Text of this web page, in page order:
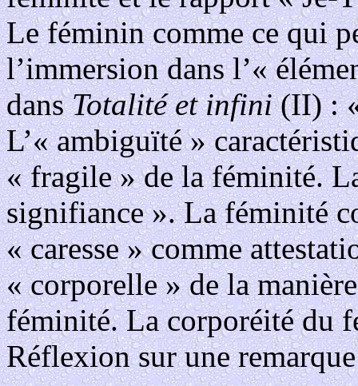
Le féminin comme ce qui
l’immersion dans l’«
dansTotalité et infini(II) : «
L’« ambiguïté »
« fragile » de la féminité.
signifiance ». La féminité
« caresse » comme
« corporelle » de la
féminité. La corporéité du
Réflexion sur une